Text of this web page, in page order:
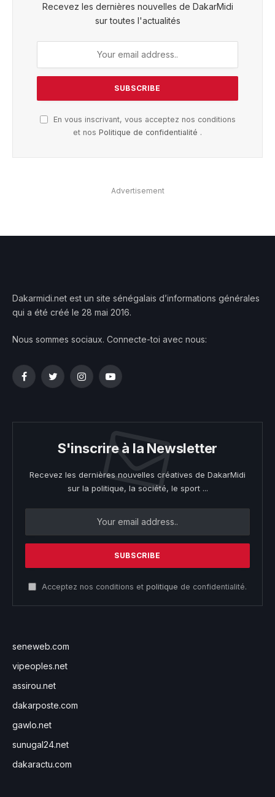
Recevez les dernières nouvelles de DakarMidi
sur toutes l'actualités
En vous inscrivant, vous acceptez nos conditions
et nos Politique de confidentialité .
Advertisement
Dakarmidi.net est un site sénégalais d’informations générales
qui a été créé le 28 mai 2016.
Nous sommes sociaux. Connecte-toi avec nous:
FacebookTwitterInstagramYouTube
S'inscrire à la Newsletter
Recevez les dernières nouvelles créatives de DakarMidi
sur la politique, la société, le sport ...
Acceptez nos conditions et politique de confidentialité.
seneweb.com
vipeoples.net
assirou.net
dakarposte.com
gawlo.net
sunugal24.net
dakaractu.com